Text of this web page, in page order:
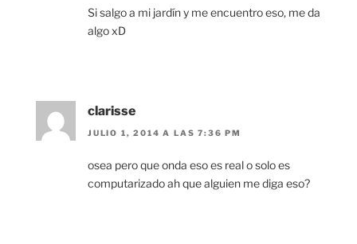
Si salgo a mi jardín y me encuentro eso, me da
algo xD
clarisse
JULIO 1, 2014 A LAS 7:36 PM
osea pero que onda eso es real o solo es
computarizado ah que alguien me diga eso?